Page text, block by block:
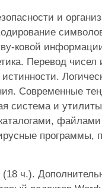
и
ковой
Перевод чисел
Современные
система и
программы,
ч.).